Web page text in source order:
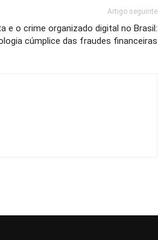
Artigo seguinte
e o crime organizado digital no Brasil:
cúmplice das fraudes financeiras